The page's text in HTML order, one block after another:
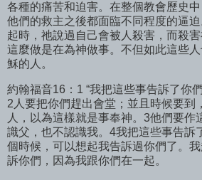
各種的痛苦和迫害。在整個教會歷史
他們的救主之後都面臨不同程度的逼
起時，祂說過自己會被人殺害，而殺
這麼做是在為神做事。不但如此這些
穌的人。
約翰福音16：1 “我把這些事告訴了你
2人要把你們趕出會堂；並且時候要到
人，以為這樣就是事奉神。3他們要作
識父，也不認識我。4我把這些事告訴
個時候，可以想起我告訴過你們了。
訴你們，因為我跟你們在一起。